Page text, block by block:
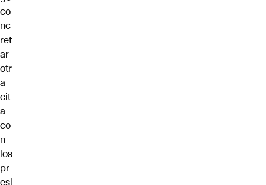
co
nc
ret
ar
otr
a
cit
a
co
n
los
pr
esi